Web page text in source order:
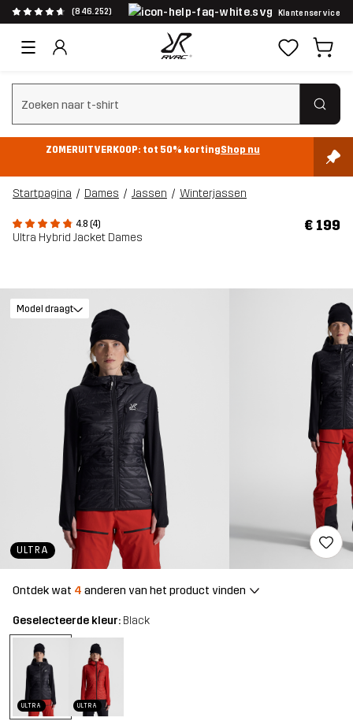
(846.252) Klantenservice
Zoeken wissen
ZOMERUITVERKOOP: tot 50% kortingShop nu
Startpagina Dames Jassen Winterjassen
4.8 (4)
Ultra Hybrid Jacket Dames
€ 199
ULTRA
Model draagt
Ontdek wat 4 anderen van het product vinden
Geselecteerde kleur: Black
ULTRA ULTRA